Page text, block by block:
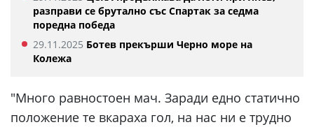
разправи се брутално със Спартак за седма
поредна победа
29.11.2025 Ботев прекърши Черно море на
Колежа
"Много равностоен мач. Заради едно статично
положение те вкараха гол, на нас ни е трудно